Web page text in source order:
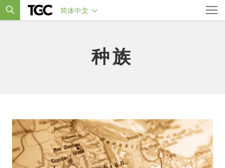
简体中文
种族